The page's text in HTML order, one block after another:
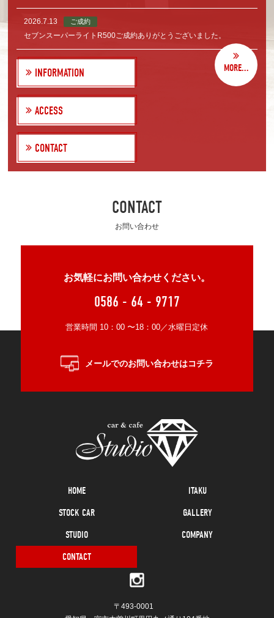
2026.7.13 ご成約
セブンスーパーライトR500ご成約ありがとうございました。
MORE...
INFORMATION
ACCESS
CONTACT
CONTACT
お問い合わせ
お気軽にお問い合わせください。
0586 - 64 - 9717
営業時間 10：00 〜18：00／水曜日定休
メールでのお問い合わせはコチラ
HOME
ITAKU
STOCK CAR
GALLERY
STUDIO
COMPANY
CONTACT
〒493-0001